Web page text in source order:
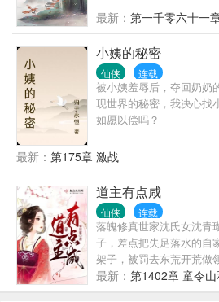
最新： 第一千零六十一
小姨的秘密
仙侠 连载
被小姨羞辱后，夺回奶奶
现世界的秘密，我决心找
如愿以偿吗？
最新： 第175章 激战
道主有点咸
仙侠 连载
落魄修真世家沈氏女沈青
子，差点把失足落水的自
架子，被罚去东荒开荒做
最新： 第1402章 童令